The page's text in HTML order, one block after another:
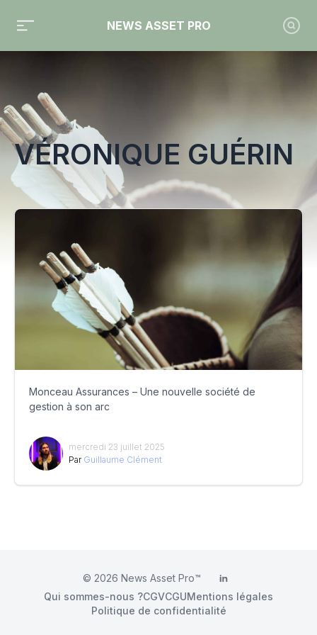
NEWS ASSET PRO
Toute l'actualité sur le tag "Véronique Guérin"
VÉRONIQUE GUÉRIN
Monceau Assurances – Une nouvelle société de
gestion à son arc
mercredi 23 juillet 2025
Par Guillaume Clément
© 2026 News Asset Pro™ LinkedIn
Qui sommes-nous ?CGVCGUMentions légales
Politique de confidentialité